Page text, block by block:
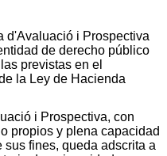
d'Avaluació i Prospectiva
de derecho público
previstas en el
la Ley de Hacienda
i Prospectiva, con
propios y plena capacidad
fines, queda adscrita a